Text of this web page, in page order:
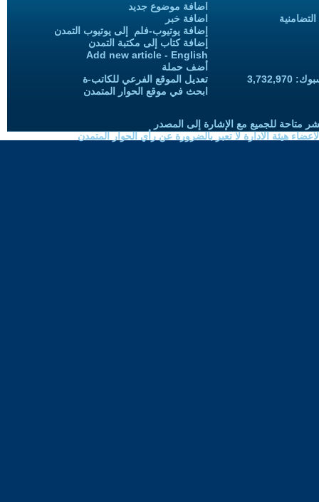
اضافة موضوع جديد
اضافة خبر
إضافة يوتيوب-فلم إلى يوتيوب التمدن
إضافة كتاب إلى مكتبة التمدن
Add new article - English
أضف حملة
تعديل الموقع الفرعي للكاتب-ة
ابحث في موقع الحوار المتمدن
متاحة للجميع مع الإشارة إلى المصدر
هيئة الادارة لا تعبر بالضرورة عن رأي الحوار المتمدن